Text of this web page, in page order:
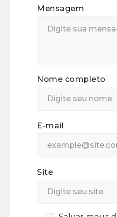
Mensagem
Nome completo
E-mail
Site